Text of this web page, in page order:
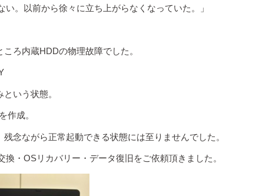
い。以前から徐々に立ち上がらなくなっていた。」
ろ内蔵HDDの物理故障でした。
いう状態。
作成。
念ながら正常起動できる状態には至りませんでした。
・OSリカバリー・データ復旧をご依頼頂きました。